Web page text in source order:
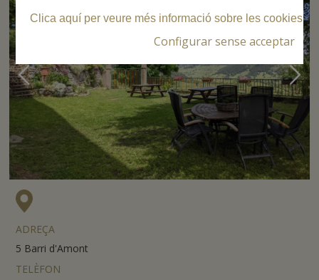
ADREÇA
5 Barri d'Amont
TELÈFON
Clica aquí per veure més informació sobre les cookies
Configurar sense acceptar